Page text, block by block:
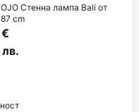
Стенна лампа Bali от
cm